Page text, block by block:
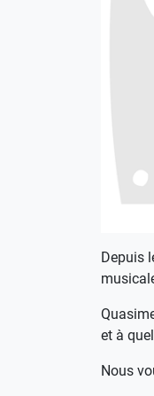
Depuis
et à
Nous